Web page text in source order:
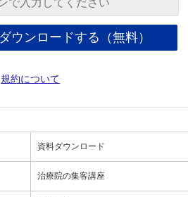
規約について
資料ダウンロード
治療院の集客講座